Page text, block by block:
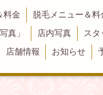
料金 脱毛メニュー＆料
真」 店内写真 スタ
店舗情報 お知らせ